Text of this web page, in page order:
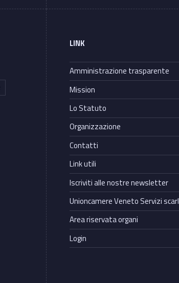
LINK
Amministrazione trasparente
Mission
Lo Statuto
Organizzazione
Contatti
Link utili
Iscriviti alle nostre newsletter
Unioncamere Veneto Servizi scarl
Area riservata organi
Login